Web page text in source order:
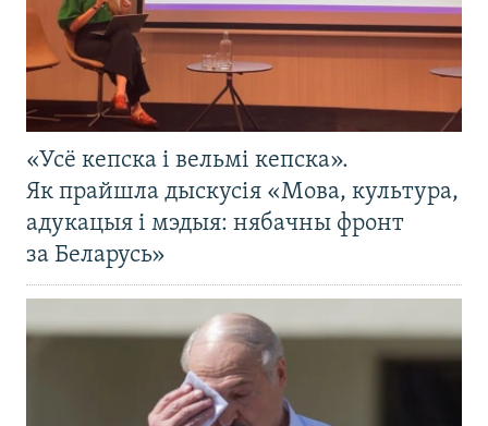
«Усё кепска і вельмі кепска».
Як прайшла дыскусія «Мова, культура,
адукацыя і мэдыя: нябачны фронт
за Беларусь»